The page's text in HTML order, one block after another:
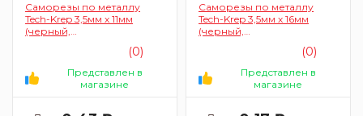
Саморезы по металлу
Tech-Krep 3,5мм х 11мм
(черный,
(0)
Представлен в
магазине
Саморезы по металлу
Tech-Krep 3,5мм х 16мм
(черный,
(0)
Представлен в
магазине